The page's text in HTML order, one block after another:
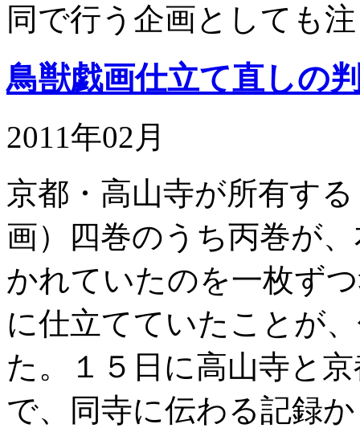
同で行う企画としても
鳥獣戯画仕立て直しの
2011年02月
京都・高山寺が所有す
画）四巻のうち丙巻が
かれていたのを一枚ず
に仕立てていたことが
た。１５日に高山寺と
で、同寺に伝わる記録